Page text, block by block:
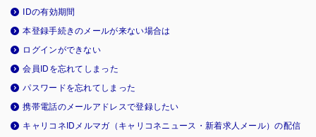
IDの有効期間
本登録手続きのメールが来ない場合は
ログインができない
会員IDを忘れてしまった
パスワードを忘れてしまった
携帯電話のメールアドレスで登録したい
キャリコネIDメルマガ（キャリコネニュース・新着求人メール）の配信